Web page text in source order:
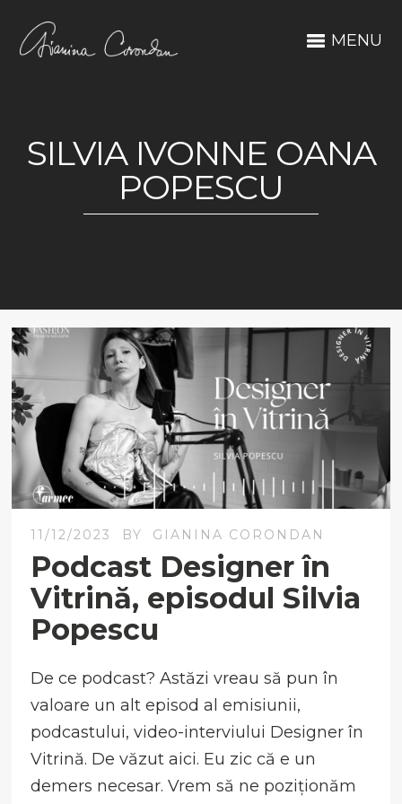
MENU
SILVIA IVONNE OANA
POPESCU
11/12/2023 BY GIANINA CORONDAN
Podcast Designer în
Vitrină, episodul Silvia
Popescu
De ce podcast? Astăzi vreau să pun în
valoare un alt episod al emisiunii,
podcastului, video-interviului Designer în
Vitrină. De văzut aici. Eu zic că e un
demers necesar. Vrem să ne poziționăm